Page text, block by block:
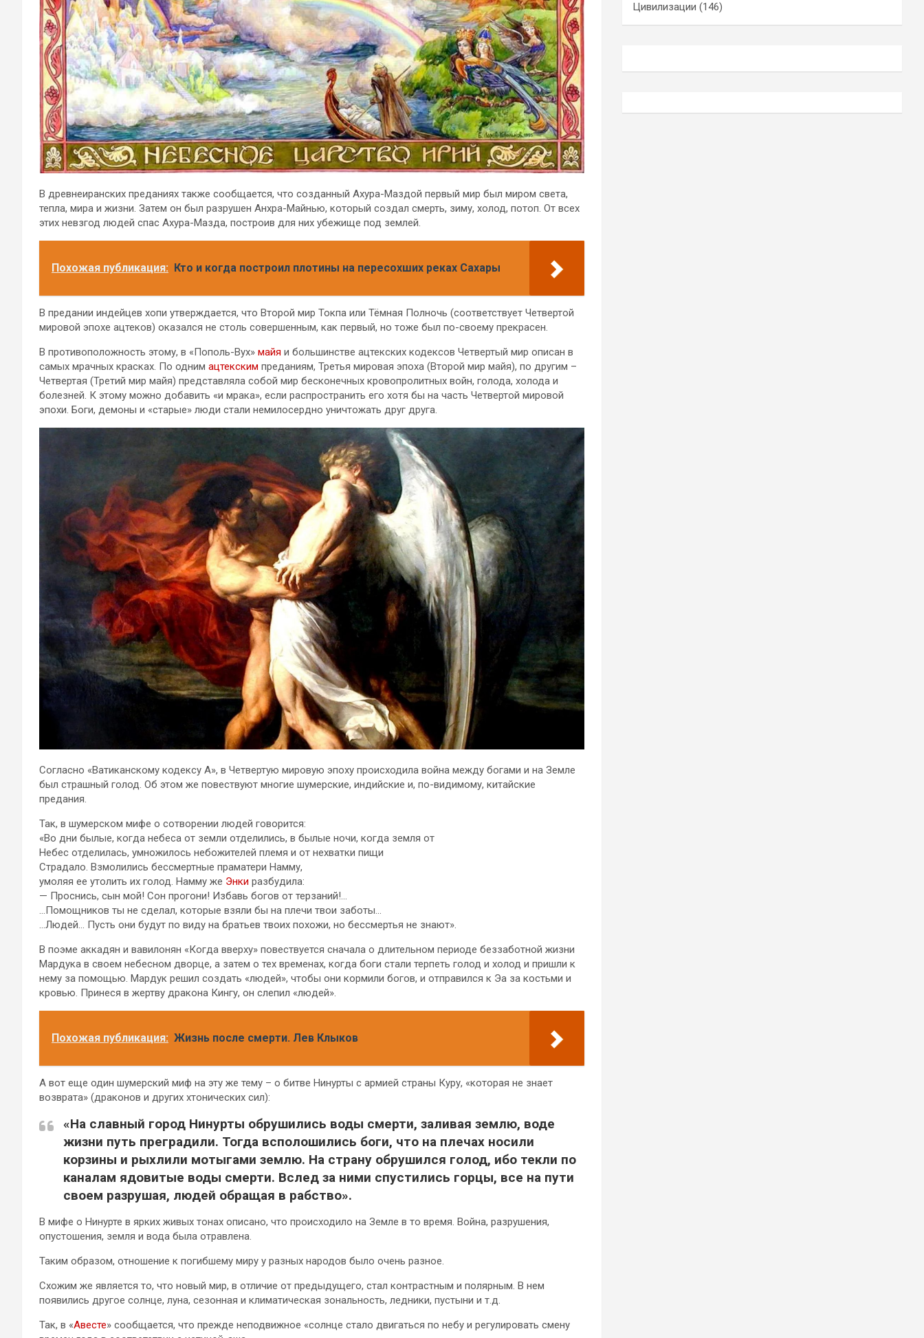
В древнеиранских преданиях также сообщается, что созданный Ахура-Маздой первый мир был миром света,
тепла, мира и жизни. Затем он был разрушен Анхра-Майнью, который создал смерть, зиму, холод, потоп. От всех
этих невзгод людей спас Ахура-Мазда, построив для них убежище под землей.
Похожая публикация: Кто и когда построил плотины на пересохших реках Сахары
В предании индейцев хопи утверждается, что Второй мир Токпа или Тёмная Полночь (соответствует Четвертой
мировой эпохе ацтеков) оказался не столь совершенным, как первый, но тоже был по-своему прекрасен.
В противоположность этому, в «Пополь-Вух» майя и большинстве ацтекских кодексов Четвертый мир описан в
самых мрачных красках. По одним ацтекским преданиям, Третья мировая эпоха (Второй мир майя), по другим –
Четвертая (Третий мир майя) представляла собой мир бесконечных кровопролитных войн, голода, холода и
болезней. К этому можно добавить «и мрака», если распространить его хотя бы на часть Четвертой мировой
эпохи. Боги, демоны и «старые» люди стали немилосердно уничтожать друг друга.
Согласно «Ватиканскому кодексу А», в Четвертую мировую эпоху происходила война между богами и на Земле
был страшный голод. Об этом же повествуют многие шумерские, индийские и, по-видимому, китайские
предания.
Так, в шумерском мифе о сотворении людей говорится:
«Во дни былые, когда небеса от земли отделились, в былые ночи, когда земля от
Небес отделилась, умножилось небожителей племя и от нехватки пищи
Страдало. Взмолились бессмертные праматери Намму,
умоляя ее утолить их голод. Намму же Энки разбудила:
— Проснись, сын мой! Сон прогони! Избавь богов от терзаний!…
…Помощников ты не сделал, которые взяли бы на плечи твои заботы…
…Людей… Пусть они будут по виду на братьев твоих похожи, но бессмертья не знают».
В поэме аккадян и вавилонян «Когда вверху» повествуется сначала о длительном периоде беззаботной жизни
Мардука в своем небесном дворце, а затем о тех временах, когда боги стали терпеть голод и холод и пришли к
нему за помощью. Мардук решил создать «людей», чтобы они кормили богов, и отправился к Эа за костьми и
кровью. Принеся в жертву дракона Кингу, он слепил «людей».
Похожая публикация: Жизнь после смерти. Лев Клыков
А вот еще один шумерский миф на эту же тему – о битве Нинурты с армией страны Куру, «которая не знает
возврата» (драконов и других хтонических сил):
«На славный город Нинурты обрушились воды смерти, заливая землю, воде
жизни путь преградили. Тогда всполошились боги, что на плечах носили
корзины и рыхлили мотыгами землю. На страну обрушился голод, ибо текли по
каналам ядовитые воды смерти. Вслед за ними спустились горцы, все на пути
своем разрушая, людей обращая в рабство».
В мифе о Нинурте в ярких живых тонах описано, что происходило на Земле в то время. Война, разрушения,
опустошения, земля и вода была отравлена.
Таким образом, отношение к погибшему миру у разных народов было очень разное.
Схожим же является то, что новый мир, в отличие от предыдущего, стал контрастным и полярным. В нем
появились другое солнце, луна, сезонная и климатическая зональность, ледники, пустыни и т.д.
Так, в «Авесте» сообщается, что прежде неподвижное «солнце стало двигаться по небу и регулировать смену
Цивилизации (146)